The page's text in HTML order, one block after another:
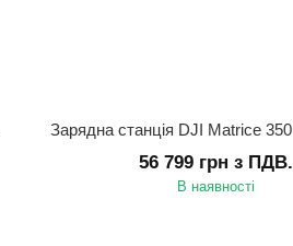
56 799 грн з ПДВ.
В наявності